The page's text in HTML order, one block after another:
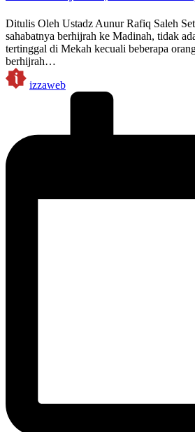
Ditulis Oleh Ustadz Aunur Rafiq Saleh
sahabatnya berhijrah ke Madinah, tidak
tertinggal di Mekah kecuali beberapa
berhijrah…
Posted
by
izzaweb